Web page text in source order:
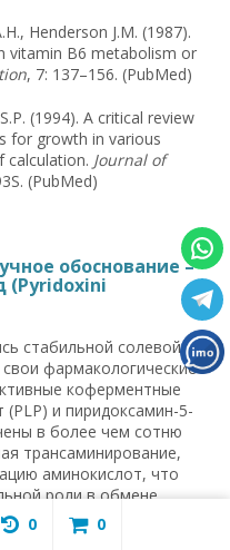
Henderson J.M. (1987).
vitamin B6 metabolism or
, 7: 137–156. (PubMed)
(1994). A critical review
for growth in various
calculation. Journal of
(PubMed)
обоснование –
(Pyridoxini
стабильной солевой
фармакологические
коферментные
и пиридоксамин-5-
в более чем сотню
трансаминирование,
аминокислот, что
роли в обмене
PLP связывается с
ферментные комплексы,
0 0